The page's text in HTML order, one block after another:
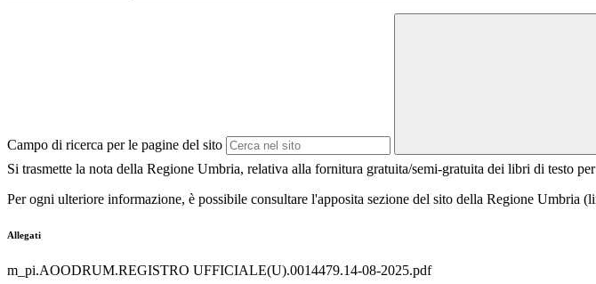
Campo di ricerca per le pagine del sito
Si trasmette la nota della Regione Umbria, relativa alla fornitura gratuita/semi-gratuita dei libri di testo
Per ogni ulteriore informazione, è possibile consultare l'apposita sezione del sito della Regione Umbria
Allegati
m_pi.AOODRUM.REGISTRO UFFICIALE(U).0014479.14-08-2025.pdf